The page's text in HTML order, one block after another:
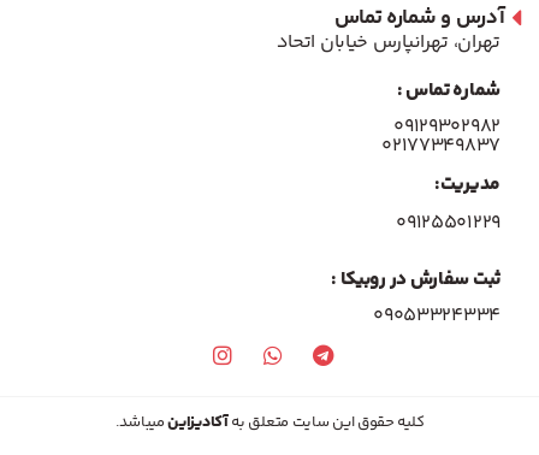
آدرس و شماره تماس
تهران، تهرانپارس خیابان اتحاد
شماره تماس :
۰۹۱۲۹۳۰۲۹۸۲
۰۲۱۷۷۳۴۹۸۳۷
مدیریت:
۰۹۱۲۵۵۰۱۲۲۹
ثبت سفارش در روبیکا :
09053324334
کلیه حقوق این سایت متعلق بهآکادیزاینمیباشد.